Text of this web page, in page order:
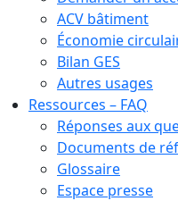
ACV bâtiment
Économie
Bilan GES
Autres usages
Ressources – FAQ
Réponses aux
Documents de
Glossaire
Espace presse